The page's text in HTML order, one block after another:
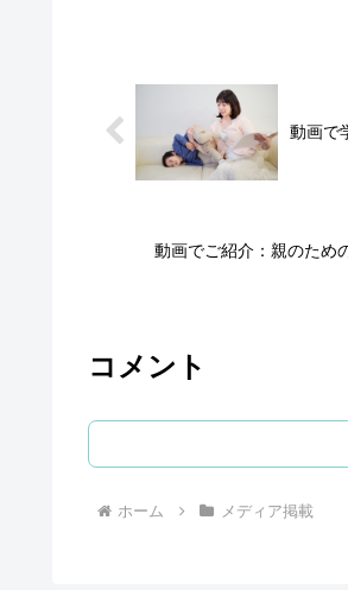
動画で
動画でご紹介：親のため
コメント
ホーム メディア掲載